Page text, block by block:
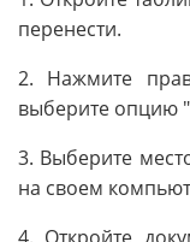
перенести.
2. Нажмите
выберите опцию
3. Выберите
на своем